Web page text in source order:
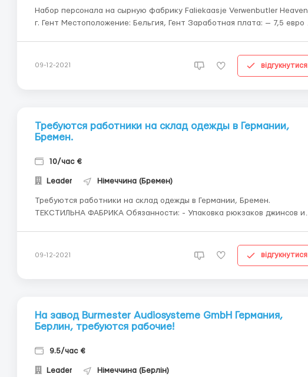
Набор персонала на сырную фабрику Faliekaasje Verwenbutler
г. Гент Местоположение: Бельгия, Гент Заработная плата: — 7,5 евро в
09-12-2021 відгукнутися
Требуются работники на склад одежды в Германии,
Бремен.
10/час €
Leader Німеччина (Бремен)
Требуются работники на склад одежды в Германии, Бремен.
ТЕКСТИЛЬНА ФАБРИКА Обязанности: - Упаковка рюкзаков джинсов и
Зарплата: 10 евро/час. Оплата 2 раза в меся...
09-12-2021 відгукнутися
На завод Burmester Audiosysteme GmbH Германия,
Берлин, требуются рабочие!
9.5/час €
Leader Німеччина (Берлін)